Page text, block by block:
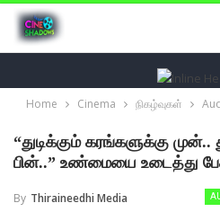
Home Cinema நிகழ்வுகள்
“துடிக்கும் கரங்களுக்கு முன்..
பின்..” உண்மையை உடைத்து
By Thiraineedhi Media